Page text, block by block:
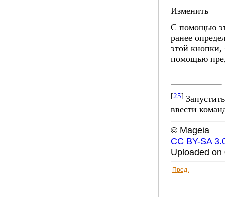
Изменить
С помощью
ранее
этой кнопки,
помощью
[25]
ввести
© Mageia
CC BY-SA
Uploaded
Пред.